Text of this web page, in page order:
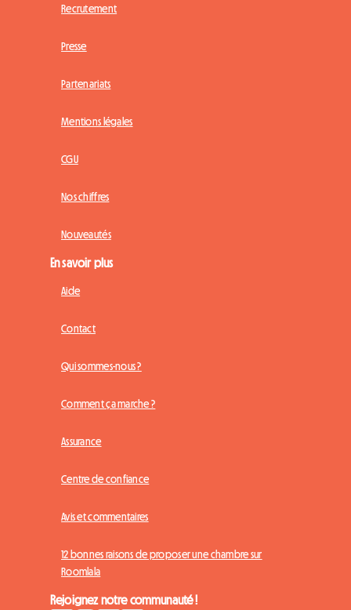
Recrutement
Presse
Partenariats
Mentions légales
CGU
Nos chiffres
Nouveautés
En savoir plus
Aide
Contact
Qui sommes-nous ?
Comment ça marche ?
Assurance
Centre de confiance
Avis et commentaires
12 bonnes raisons de proposer une chambre sur
Roomlala
Rejoignez notre communauté !